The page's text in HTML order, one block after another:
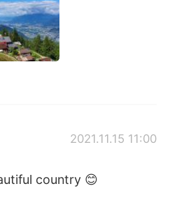
2021.11.15 11:00
country 😊